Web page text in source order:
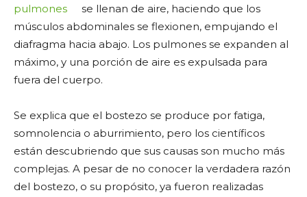
pulmones
se llenan de aire, haciendo que los
músculos abdominales se flexionen, empujando el
diafragma hacia abajo. Los pulmones se expanden al
máximo, y una porción de aire es expulsada para
fuera del cuerpo.
Se explica que el bostezo se produce por fatiga,
somnolencia o aburrimiento, pero los científicos
están descubriendo que sus causas son mucho más
complejas. A pesar de no conocer la verdadera razón
del bostezo, o su propósito, ya fueron realizadas